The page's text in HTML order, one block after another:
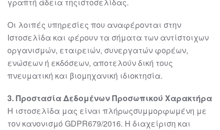
γραπτή άδεια τηςιστοσελίδας.
Οι λοιπές υπηρεσίες που αναφέρονται στην
Ιστοσελίδα και φέρουν τα σήματα των αντίστοιχων
οργανισμών, εταιρειών, συνεργατών φορέων,
ενώσεων ή εκδόσεων, αποτελούν δική τους
πνευματική και βιομηχανική ιδιοκτησία.
3. Προστασία Δεδομένων Προσωπικού Χαρακτήρα
Η ιστοσελίδα μας είναι πλήρωςσυμμορφωμένη με
τον κανονισμό GDPR679/2016. Η διαχείριση και